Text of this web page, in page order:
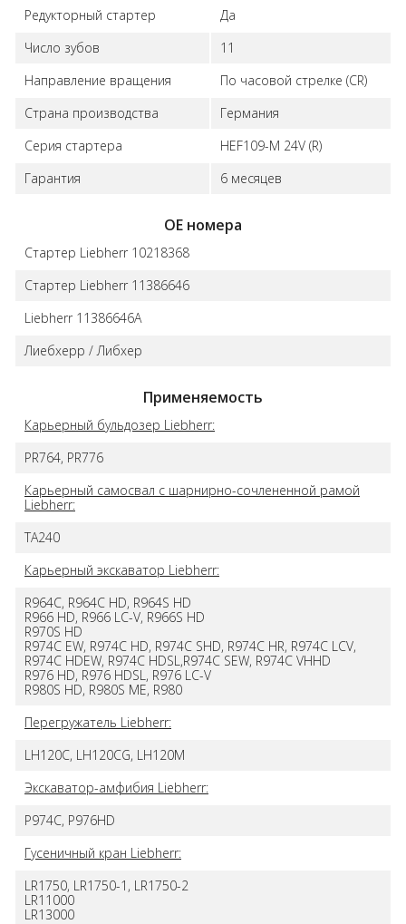
Редукторный стартер
Да
Число зубов
11
Направление вращения
По часовой стрелке (CR)
Страна производства
Германия
Серия стартера
HEF109-M 24V (R)
Гарантия
6 месяцев
ОЕ номера
Стартер Liebherr 10218368
Стартер Liebherr 11386646
Liebherr 11386646А
Лиебхерр / Либхер
Применяемость
Карьерный бульдозер Liebherr:
PR764, PR776
Карьерный самосвал с шарнирно-сочлененной рамой
Liebherr:
TA240
Карьерный экскаватор Liebherr:
R964C, R964C HD, R964S HD
R966 HD, R966 LC-V, R966S HD
R970S HD
R974C EW, R974C HD, R974C SHD, R974C HR, R974C LCV,
R974C HDEW, R974C HDSL,R974C SEW, R974C VHHD
R976 HD, R976 HDSL, R976 LC-V
R980S HD, R980S ME, R980
Перегружатель Liebherr:
LH120C, LH120CG, LH120M
Экскаватор-амфибия Liebherr:
P974C, P976HD
Гусеничный кран Liebherr:
LR1750, LR1750-1, LR1750-2
LR11000
LR13000